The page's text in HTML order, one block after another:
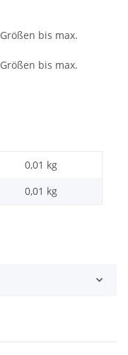
bis max.
bis max.
0,01 kg
0,01 kg